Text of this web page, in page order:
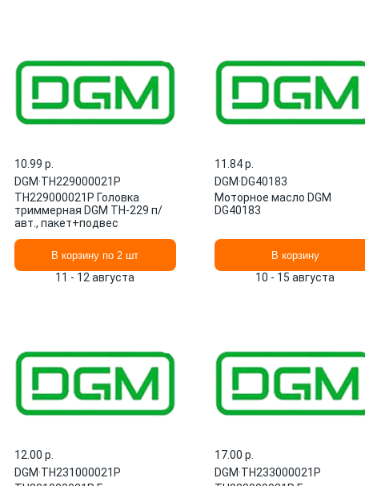
10.99 p.
DGM·TH229000021P
TH229000021P Головка
триммерная DGM TH-229 п/
авт., пакет+подвес
В корзину по 2 шт
11 - 12 августа
11.84 p.
DGM·DG40183
Моторное масло DGM
DG40183
В корзину
10 - 15 августа
12.00 p.
DGM·TH231000021P
17.00 p.
DGM·TH233000021P